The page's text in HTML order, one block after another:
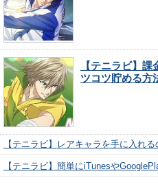
【テニラビ】
ツコツ貯める方
【テニラビ】レアキャラを手に入れ
【テニラビ】簡単にiTunesや